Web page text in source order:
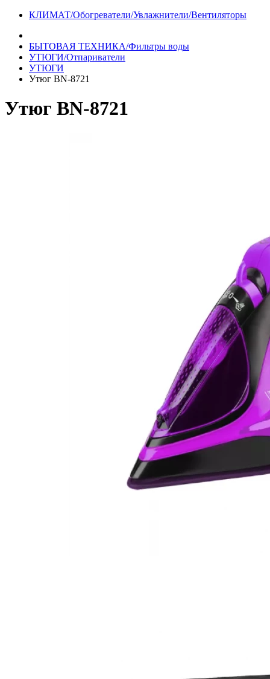
КЛИМАТ/Обогреватели/Увлажнители/Вентиляторы
БЫТОВАЯ ТЕХНИКА/Фильтры воды
УТЮГИ/Отпариватели
УТЮГИ
Утюг BN-8721
Утюг BN-8721